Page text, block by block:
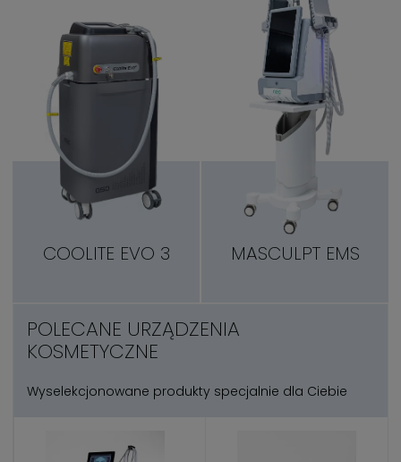
COOLITE EVO 3 MASCULPT EMS
POLECANE URZĄDZENIA
KOSMETYCZNE
Wyselekcjonowane produkty specjalnie dla Ciebie